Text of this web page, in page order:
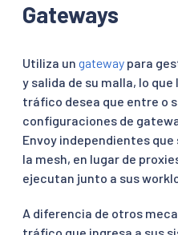
Gateways
Utiliza un gateway para
y salida de su malla, lo
tráfico desea que entre o
configuraciones de
Envoy independientes
la mesh, en lugar de
ejecutan junto a sus
A diferencia de otros